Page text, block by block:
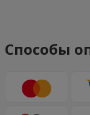
Способы